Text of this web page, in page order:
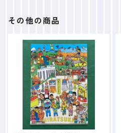
その他の商品